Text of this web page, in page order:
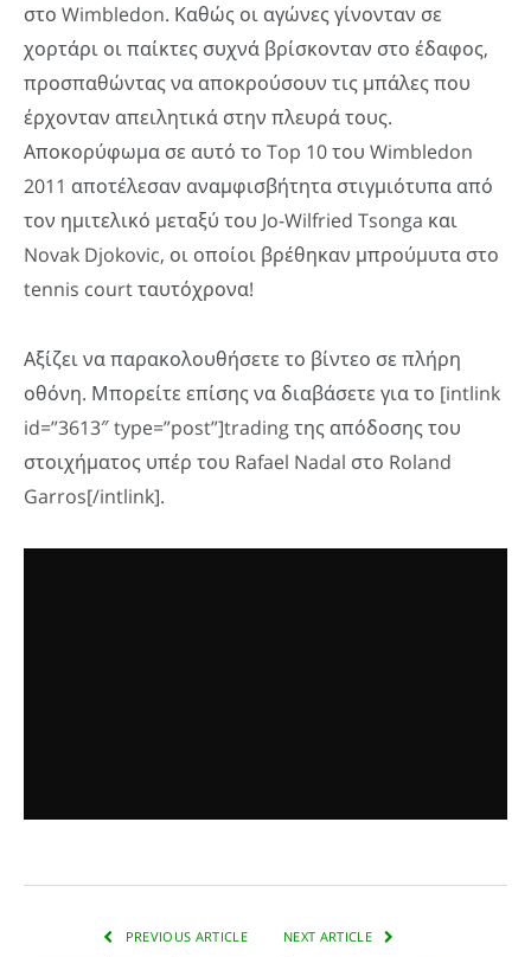
στο Wimbledon. Καθώς οι αγώνες γίνονταν σε
χορτάρι οι παίκτες συχνά βρίσκονταν στο έδαφος,
προσπαθώντας να αποκρούσουν τις μπάλες που
έρχονταν απειλητικά στην πλευρά τους.
Αποκορύφωμα σε αυτό το Top 10 του Wimbledon
2011 αποτέλεσαν αναμφισβήτητα στιγμιότυπα από
τον ημιτελικό μεταξύ του Jo-Wilfried Tsonga και
Novak Djokovic, οι οποίοι βρέθηκαν μπρούμυτα στο
tennis court ταυτόχρονα!
Αξίζει να παρακολουθήσετε το βίντεο σε πλήρη
οθόνη. Μπορείτε επίσης να διαβάσετε για το [intlink
id=”3613″ type=”post”]trading της απόδοσης του
στοιχήματος υπέρ του Rafael Nadal στο Roland
Garros[/intlink].
PREVIOUS ARTICLE NEXT ARTICLE